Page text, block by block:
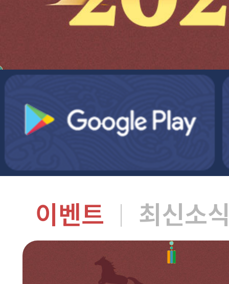
이벤트 | 최신소